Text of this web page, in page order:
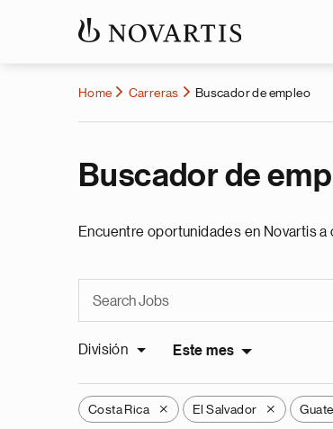
Home Carreras Buscador de empleo
Buscador de
Encuentre oportunidades en Novartis a
División Este mes
Costa Rica X El Salvador X